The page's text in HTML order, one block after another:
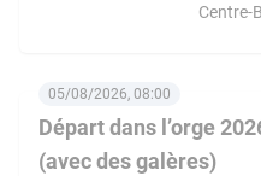
Centre-
Départ dans l’orge
(avec des galères)
05/08/2026, 08:00